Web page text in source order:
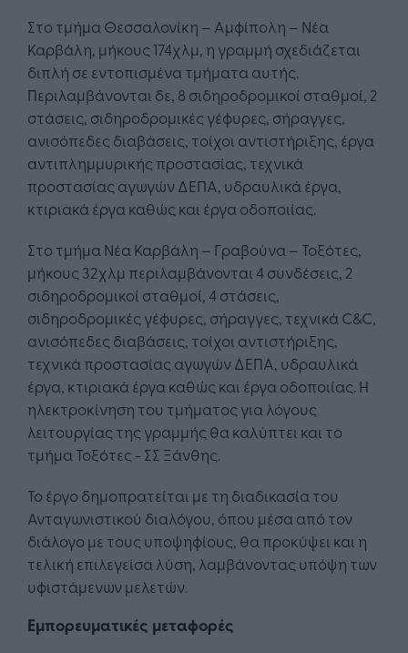
Στο τμήμα Θεσσαλονίκη – Αμφίπολη – Νέα
Καρβάλη, μήκους 174χλμ, η γραμμή σχεδιάζεται
διπλή σε εντοπισμένα τμήματα αυτής.
Περιλαμβάνονται δε, 8 σιδηροδρομικοί σταθμοί, 2
στάσεις, σιδηροδρομικές γέφυρες, σήραγγες,
ανισόπεδες διαβάσεις, τοίχοι αντιστήριξης, έργα
αντιπλημμυρικής προστασίας, τεχνικά
προστασίας αγωγών ΔΕΠΑ, υδραυλικά έργα,
κτιριακά έργα καθώς και έργα οδοποιίας.
Στο τμήμα Νέα Καρβάλη – Γραβούνα – Τοξότες,
μήκους 32χλμ περιλαμβάνονται 4 συνδέσεις, 2
σιδηροδρομικοί σταθμοί, 4 στάσεις,
σιδηροδρομικές γέφυρες, σήραγγες, τεχνικά C&C,
ανισόπεδες διαβάσεις, τοίχοι αντιστήριξης,
τεχνικά προστασίας αγωγών ΔΕΠΑ, υδραυλικά
έργα, κτιριακά έργα καθώς και έργα οδοποιίας. Η
ηλεκτροκίνηση του τμήματος για λόγους
λειτουργίας της γραμμής θα καλύπτει και το
τμήμα Τοξότες - ΣΣ Ξάνθης.
Το έργο δημοπρατείται με τη διαδικασία του
Ανταγωνιστικού διαλόγου, όπου μέσα από τον
διάλογο με τους υποψηφίους, θα προκύψει και η
τελική επιλεγείσα λύση, λαμβάνοντας υπόψη των
υφιστάμενων μελετών.
Eμπορευματικές μεταφορές